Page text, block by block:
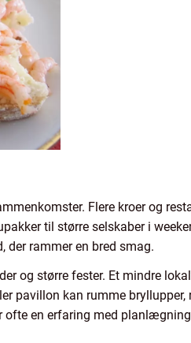
Flere kroer og
til større selskaber i
rammer en bred smag.
og større fester. Et mindre
pavillon kan rumme bryllupper,
en erfaring med